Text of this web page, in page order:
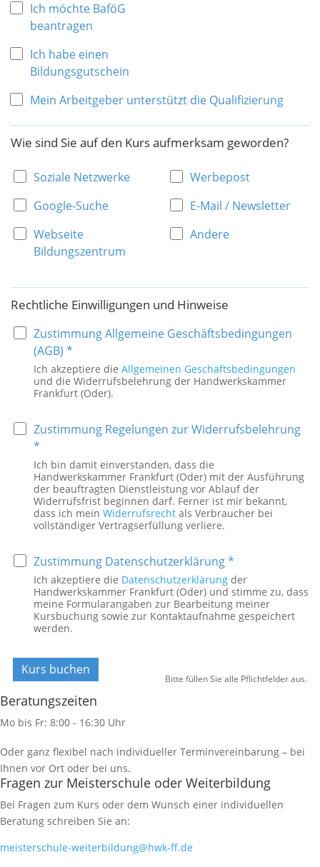
Ich möchte BaföG
beantragen
Ich habe einen
Bildungsgutschein
Mein Arbeitgeber unterstützt die Qualifizierung
Wie sind Sie auf den Kurs aufmerksam geworden?
Soziale Netzwerke
Werbepost
Google-Suche
E-Mail / Newsletter
Webseite
Bildungszentrum
Andere
Rechtliche Einwilligungen und Hinweise
Zustimmung Allgemeine Geschäftsbedingungen
(AGB) *
Ich akzeptiere die Allgemeinen Geschäftsbedingungen
und die Widerrufsbelehrung der Handwerkskammer
Frankfurt (Oder).
Zustimmung Regelungen zur Widerrufsbelehrung
*
Ich bin damit einverstanden, dass die
Handwerkskammer Frankfurt (Oder) mit der Ausführung
der beauftragten Dienstleistung vor Ablauf der
Widerrufsfrist beginnen darf. Ferner ist mir bekannt,
dass ich mein Widerrufsrecht als Verbraucher bei
vollständiger Vertragserfüllung verliere.
Zustimmung Datenschutzerklärung *
Ich akzeptiere die Datenschutzerklärung der
Handwerkskammer Frankfurt (Oder) und stimme zu, dass
meine Formularangaben zur Bearbeitung meiner
Kursbuchung sowie zur Kontaktaufnahme gespeichert
werden.
Bitte füllen Sie alle Pflichtfelder aus.
Kurs buchen
Beratungszeiten
Mo bis Fr: 8:00 - 16:30 Uhr
Oder ganz flexibel nach individueller Terminvereinbarung – bei
Ihnen vor Ort oder bei uns.
Fragen zur Meisterschule oder Weiterbildung
Bei Fragen zum Kurs oder dem Wunsch einer individuellen
Beratung schreiben Sie an:
meisterschule-weiterbildung@hwk-ff.de